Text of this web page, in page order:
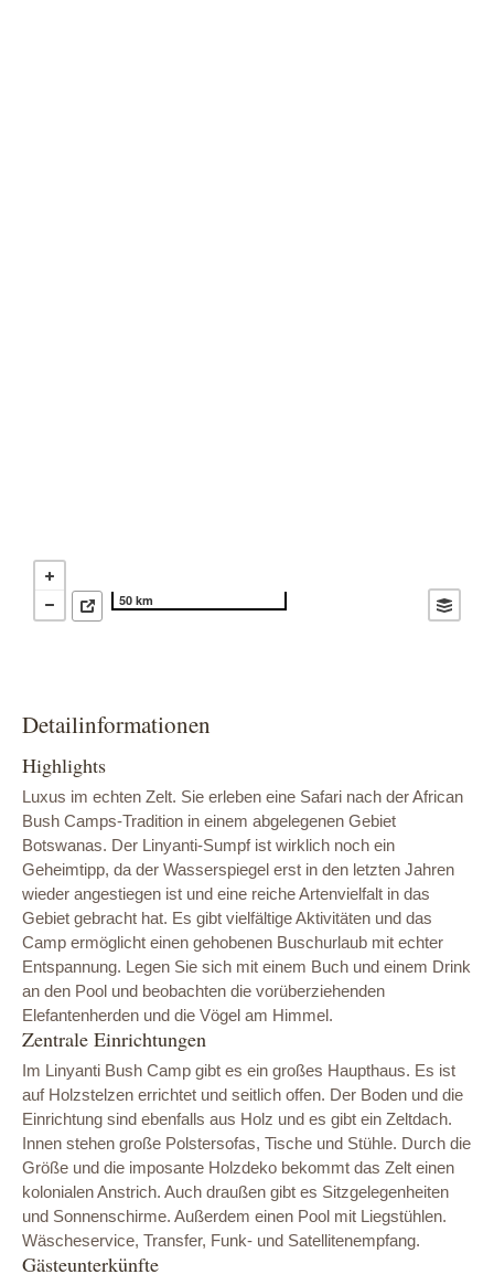
50 km
Detailinformationen
Highlights
Luxus im echten Zelt. Sie erleben eine Safari nach der African
Bush Camps-Tradition in einem abgelegenen Gebiet
Botswanas. Der Linyanti-Sumpf ist wirklich noch ein
Geheimtipp, da der Wasserspiegel erst in den letzten Jahren
wieder angestiegen ist und eine reiche Artenvielfalt in das
Gebiet gebracht hat. Es gibt vielfältige Aktivitäten und das
Camp ermöglicht einen gehobenen Buschurlaub mit echter
Entspannung. Legen Sie sich mit einem Buch und einem Drink
an den Pool und beobachten die vorüberziehenden
Elefantenherden und die Vögel am Himmel.
Zentrale Einrichtungen
Im Linyanti Bush Camp gibt es ein großes Haupthaus. Es ist
auf Holzstelzen errichtet und seitlich offen. Der Boden und die
Einrichtung sind ebenfalls aus Holz und es gibt ein Zeltdach.
Innen stehen große Polstersofas, Tische und Stühle. Durch die
Größe und die imposante Holzdeko bekommt das Zelt einen
kolonialen Anstrich. Auch draußen gibt es Sitzgelegenheiten
und Sonnenschirme. Außerdem einen Pool mit Liegstühlen.
Wäscheservice, Transfer, Funk- und Satellitenempfang.
Gästeunterkünfte